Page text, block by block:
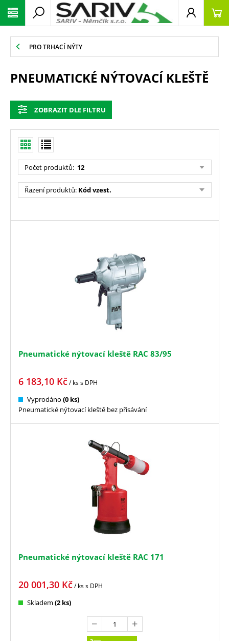
PRO TRHACÍ NÝTY
PNEUMATICKÉ NÝTOVACÍ KLEŠTĚ
ZOBRAZIT DLE FILTRU
Počet produktů: 12
Řazení produktů: Kód vzest.
Pneumatické nýtovací kleště RAC 83/95
6 183,10 Kč/ kss DPH
Vyprodáno (0 ks)
Pneumatické nýtovací kleště bez přisávání
Pneumatické nýtovací kleště RAC 171
20 001,30 Kč/ kss DPH
Skladem (2 ks)